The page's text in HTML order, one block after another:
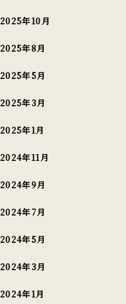
2025年10月
2025年8月
2025年5月
2025年3月
2025年1月
2024年11月
2024年9月
2024年7月
2024年5月
2024年3月
2024年1月